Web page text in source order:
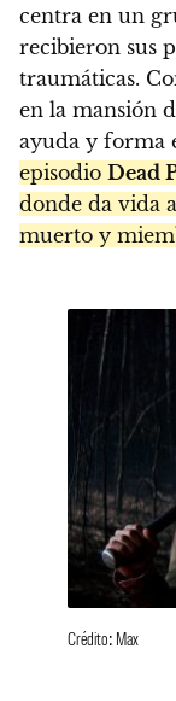
centra en un
recibieron sus
traumáticas.
en la mansión
ayuda y forma
episodio Dead
donde da vida a
muerto y
Crédito: Max